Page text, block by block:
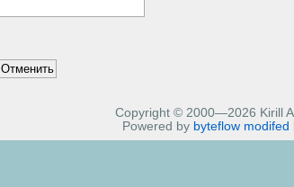
Copyright © 2000—2026 Kirill
Powered by byteflow modifed